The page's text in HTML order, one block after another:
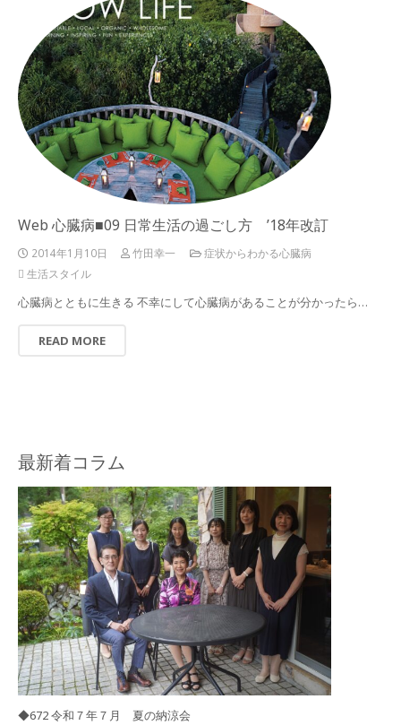
Web 心臓病■09 日常生活の過ごし方 ’18年改訂
2014年1月10日 竹田幸一
症状からわかる心臓病
生活スタイル
心臓病とともに生きる 不幸にして心臓病があることが分かったら…
READ MORE
最新着コラム
◆672 令和７年７月 夏の納涼会